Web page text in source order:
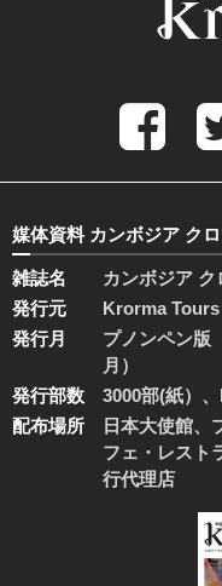
媒体資料 カンボジア ク
雑誌名
カンボジア
発行元
Krorma
発行月
プノンペン版
月）
発行部数
3000部(紙）
配布場所
日本大使館、
フェ・レスト
行代理店